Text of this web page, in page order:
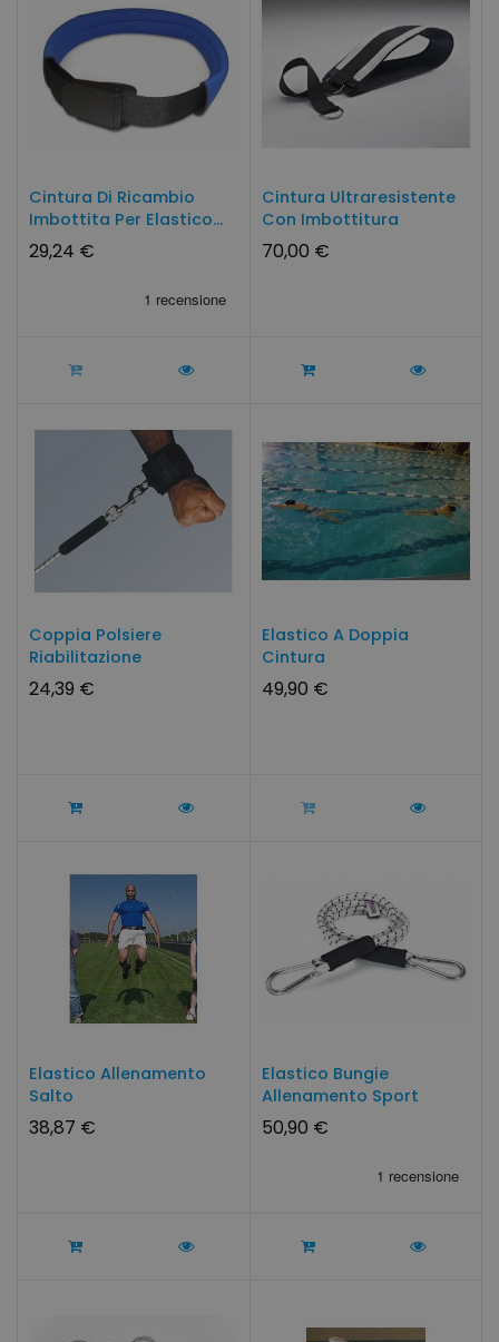
Cintura Di Ricambio
Imbottita Per Elastico...
29,24 €
Cintura Ultraresistente
Con Imbottitura
Interna...
70,00 €
Coppia Polsiere
Riabilitazione
Fisioterapia Sport
24,39 €
Elastico A Doppia
Cintura
49,90 €
Elastico Allenamento
Salto
38,87 €
Elastico Bungie
Allenamento Sport
50,90 €